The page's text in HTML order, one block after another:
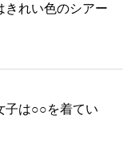
きれい色のシアー
子は○○を着てい